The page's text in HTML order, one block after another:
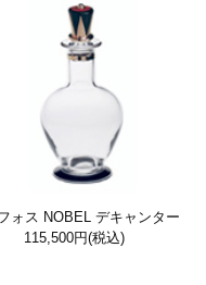
ォス NOBEL デキャンター
115,500円(税込)